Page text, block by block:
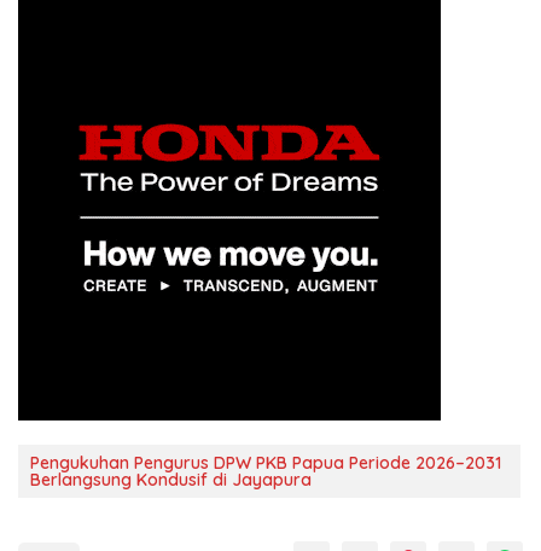
Pengukuhan Pengurus DPW PKB Papua Periode 2026–2031
Berlangsung Kondusif di Jayapura